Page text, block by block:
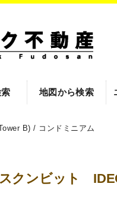
地図から検索
B) / コンドミニアム
クンビット